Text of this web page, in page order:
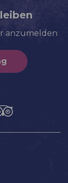
anzumelden